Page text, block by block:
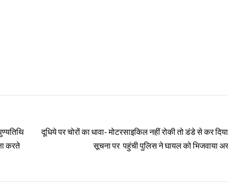
करते
दूधिये पर चोरों का धावा- मोटरसाइकिल नहीं रोकी तो डंडे से कर
सूचना पर पहुंची पुलिस ने घायल को भिजवाया